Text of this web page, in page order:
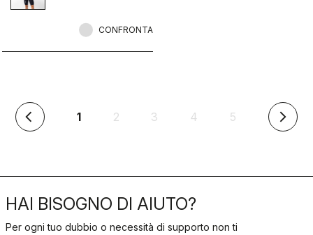
CONFRONTA
arrow_back_ios 1(corrente)
2 3 4 5 arrow_forward_ios
HAI BISOGNO DI AIUTO?
Per ogni tuo dubbio o necessità di supporto non ti